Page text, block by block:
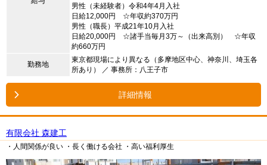
男性（未経験者）令和4年4月入社
日給12,000円 ☆年収約370万円
男性（職長）平成21年10月入社
日給20,000円 ☆諸手当毎月3万～（出来高別） ☆年収
約660万円
勤務地
東京都現場により異なる（多摩地区中心、神奈川、埼玉各
所あり） ／ 事務所：八王子市
詳細情報
有限会社 森建工
・人間関係が良い ・長く働ける会社 ・高い福利厚生